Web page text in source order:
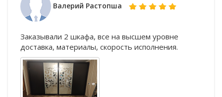
Валерий Растопша
Заказывали 2 шкафа, все на высшем уровне
доставка, материалы, скорость исполнения.